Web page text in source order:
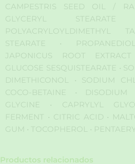
CAMPESTRIS SEED OIL /
GLYCERYL
POLYACRYLOYLDIMETHYL
STEARATE •
JAPONICUS ROOT
GLUCOSE SESQUISTEARATE •
DIMETHICONOL • SODIUM
COCO-BETAINE •
GLYCINE • CAPRYLYL
FERMENT • CITRIC ACID •
GUM • TOCOPHEROL •
Productos relacionados